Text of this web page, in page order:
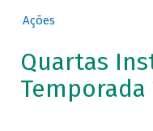
Ações
Quartas
Temporada